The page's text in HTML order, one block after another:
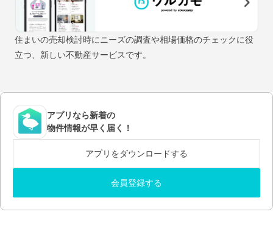
住まいの売却検討時にニーズの調査や相場価格のチェックに役
立つ、新しい不動産サービスです。
アプリなら新着の
物件情報が早く届く！
アプリをダウンロードする
会員登録する